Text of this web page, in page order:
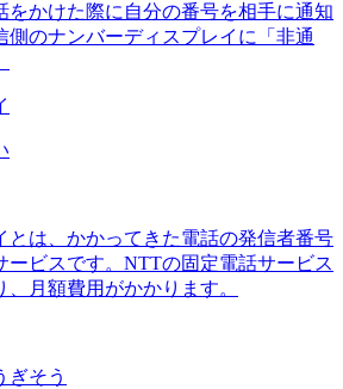
をかけた際に自分の番号を相手に通知
側のナンバーディスプレイに「非通
とは、かかってきた電話の発信者番号
ービスです。NTTの固定電話サービス
月額費用がかかります。
ぎそう